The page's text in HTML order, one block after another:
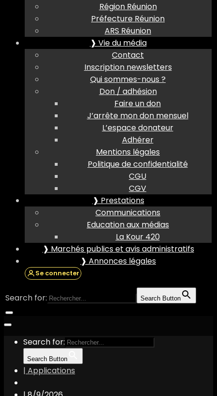
Région Réunion
Préfecture Réunion
ARS Réunion
❱ Vie du média
Contact
Inscription newsletters
Qui sommes-nous ?
Don / adhésion
Faire un don
J’arrête mon don mensuel
L’espace donateur
Adhérer
Mentions légales
Politique de confidentialité
CGU
CGV
❱ Prestations
Communications
Education aux médias
La Kour 420
❱ Marchés publics et avis administratifs
❱ Annonces légales
Se connecter
Search for: Search Button
Search for:
Search Button
| Applications